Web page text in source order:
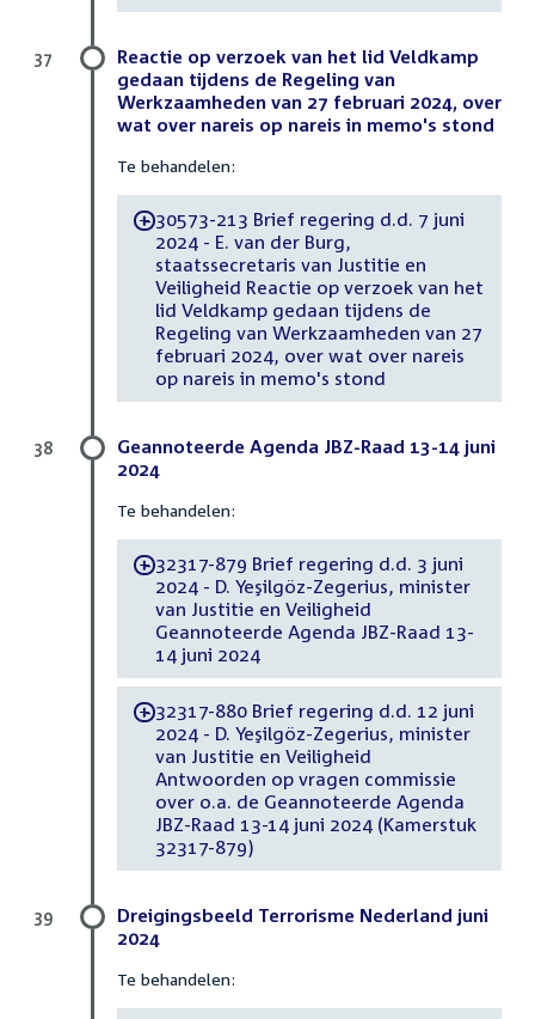
Reactie op verzoek van het lid Veldkamp
gedaan tijdens de Regeling van
Werkzaamheden van 27 februari 2024, over
wat over nareis op nareis in memo's stond
Te behandelen:
-30573-213 Brief regering d.d. 7 juni
2024 - E. van der Burg,
staatssecretaris van Justitie en
Veiligheid Reactie op verzoek van het
lid Veldkamp gedaan tijdens de
Regeling van Werkzaamheden van 27
februari 2024, over wat over nareis
op nareis in memo's stond
37
Geannoteerde Agenda JBZ-Raad 13-14 juni
2024
Te behandelen:
-32317-879 Brief regering d.d. 3 juni
2024 - D. Yeşilgöz-Zegerius, minister
van Justitie en Veiligheid
Geannoteerde Agenda JBZ-Raad 13-
14 juni 2024
-32317-880 Brief regering d.d. 12 juni
2024 - D. Yeşilgöz-Zegerius, minister
van Justitie en Veiligheid
Antwoorden op vragen commissie
over o.a. de Geannoteerde Agenda
JBZ-Raad 13-14 juni 2024 (Kamerstuk
32317-879)
38
Dreigingsbeeld Terrorisme Nederland juni
2024
Te behandelen:
39